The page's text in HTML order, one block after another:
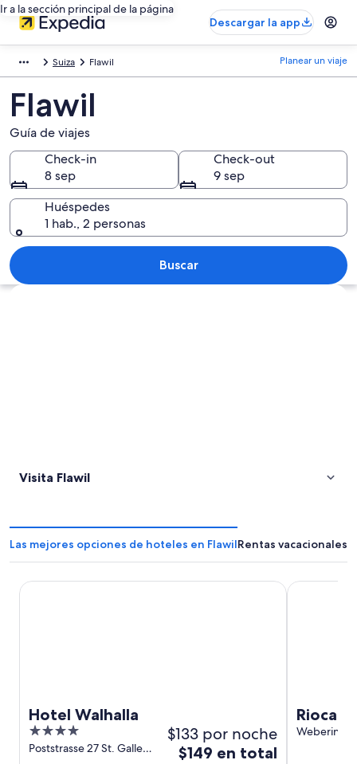
Ir a la sección principal de la página
Descargar la app
Suiza Flawil Planear un viaje
Flawil
Guía de viajes
Check-in
8 sep
Check-out
9 sep
Huéspedes
1 hab., 2 personas
Buscar
Explorar mapa
Visita Flawil
Las mejores opciones de hoteles en FlawilRentas vacacionales
Hotel Walhalla
4
out
Poststrasse 27 St. Gallen
$133 por noche
El
$149 en total
Hotel Walhalla
Rioca
Rioca